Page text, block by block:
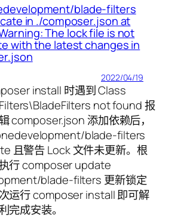
blade-filters
in ./composer.json at
The lock file is not
with the latest changes in
2022/04/19
install 时遇到 Class
not found 报
composer.json 添加依赖后，
blade-filters
且警告 Lock 文件未更新。根
行 composer update
blade-filters 更新锁定
运行 composer install 即可解
完成安装。